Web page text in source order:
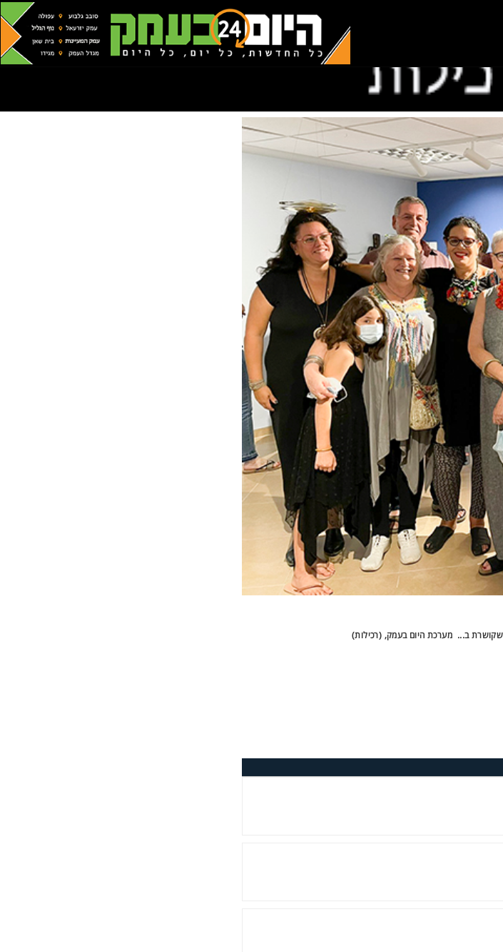
שקושרת ב... מערכת היום בעמק, (רכילות)